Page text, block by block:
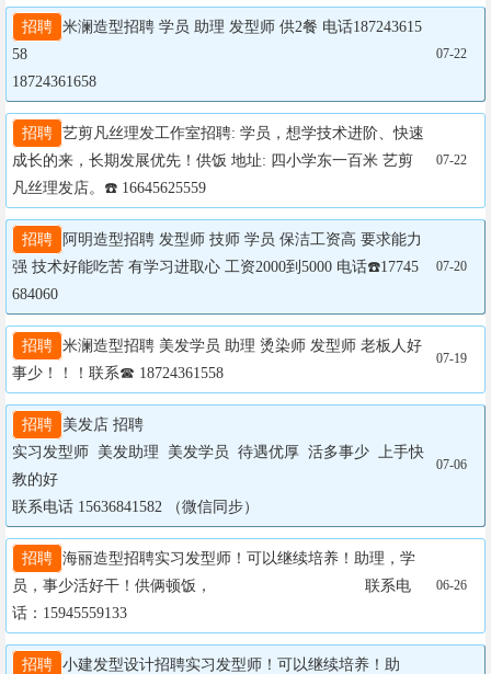
招聘 米澜造型招聘 学员 助理 发型师 供2餐 电话187243615
58
18724361658
07-22
招聘 艺剪凡丝理发工作室招聘: 学员，想学技术进阶、快速
成长的来，长期发展优先！供饭 地址: 四小学东一百米 艺剪
凡丝理发店。☎️ 16645625559
07-22
招聘
阿明造型招聘 发型师 技师 学员 保洁工资高 要求能力
强 技术好能吃苦 有学习进取心 工资2000到5000 电话☎️17745
684060
07-20
招聘 米澜造型招聘 美发学员 助理 烫染师 发型师 老板人好
事少！！！联系☎ 18724361558
07-19
招聘
美发店 招聘
实习发型师  美发助理  美发学员  待遇优厚  活多事少  上手快
教的好
联系电话 15636841582 （微信同步）
07-06
招聘 海丽造型招聘实习发型师！可以继续培养！助理，学
员，事少活好干！供俩顿饭，                                   联系电
话：15945559133
06-26
招聘 小建发型设计招聘实习发型师！可以继续培养！助